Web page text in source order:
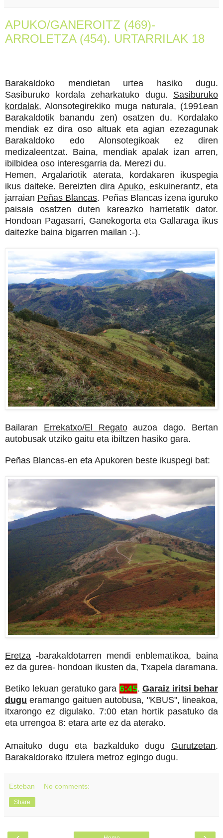
APUKO/GANEROITZ (469)-
ARROLETZA (454). URTARRILAK 18
Barakaldoko mendietan urtea hasiko dugu.
Sasiburuko kordala zeharkatuko dugu. Sasiburuko
kordalak, Alonsotegirekiko muga naturala, (1991ean
Barakaldotik banandu zen) osatzen du. Kordalako
mendiak ez dira oso altuak eta agian ezezagunak
Barakaldoko edo Alonsotegikoak ez diren
medizaleentzat. Baina, mendiak apalak izan arren,
ibilbidea oso interesgarria da. Merezi du.
Hemen, Argalariotik aterata, kordakaren ikuspegia
ikus daiteke. Bereizten dira Apuko, eskuinerantz, eta
jarraian Peñas Blancas. Peñas Blancas izena iguruko
paisaia osatzen duten kareazko harrietatik dator.
Hondoan Pagasarri, Ganekogorta eta Gallaraga ikus
daitezke baina bigarren mailan :-).
Bailaran Errekatxo/El Regatoauzoa dago. Bertan
autobusak utziko gaitu eta ibiltzen hasiko gara.
Peñas Blancas-en eta Apukoren beste ikuspegi bat:
Eretza -barakaldotarren mendi enblematikoa, baina
ez da gurea- hondoan ikusten da, Txapela daramana.
Betiko lekuan geratuko gara 6:45. Garaiz iritsi behar
dugu eramango gaituen autobusa, "KBUS", lineakoa,
itxarongo ez digulako. 7:00 etan hortik pasatuko da
eta urrengoa 8: etara arte ez da aterako.
Amaituko dugu eta bazkalduko dugu Gurutzetan.
Barakaldorako itzulera metroz egingo dugu.
Esteban No comments:
Share